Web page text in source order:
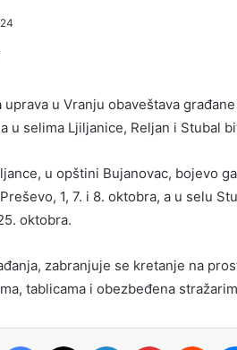
uprava u Vranju obaveštava
u selima Ljiljanice, Reljan i Stubal
u opštini Bujanovac, bojevo
1, 7. i 8. oktobra, a u selu
oktobra.
zabranjuje se kretanje na
tablicama i obezbeđena
Facebook LinkedIn Pinterest